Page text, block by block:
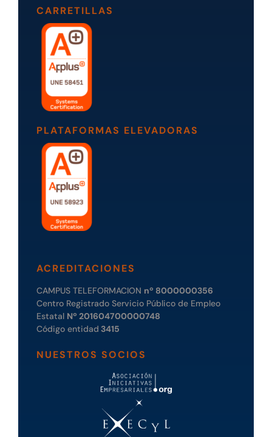
CARRETILLAS
PLATAFORMAS ELEVADORAS
ACREDITACIONES
CAMPUS TELEFORMACION nº 8000000356
Centro Registrado Servicio Público de Empleo
Estatal Nº 201604700000748
Código entidad 3415
NUESTROS SOCIOS